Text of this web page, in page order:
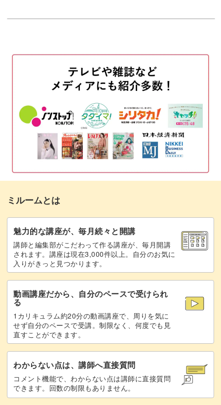
この夏のサロンワークに活かしてみてはいかがでしょうか
タイル模様を描く
タイルの中に貝殻を描く
貝殻に色を入れる 10:47
トップジェルでコーティングする
アイシングジェルを使って貝殻をぷっくり
させる
タイルの周りをラインで囲む
ブラウンのアイシングジェルで影を入れる 20:45
マットトップでコーティングする 22:44
未硬化ジェルを拭き取って完成♪
まとめ
ミルームとは
魅力的な講座が、毎月続々と開講
講師と編集部がこだわって作る講座が、毎月開講
されます。講座は現在3,000件以上。自分のお気に
入りがきっと見つかります。
動画講座だから、自分のペースで受けられ
る
1カリキュラム約20分の動画講座で、周りを気に
せず自分のペースで受講。制限なく、何度でも見
直すことができます。
わからない点は、講師へ直接質問
コメント機能で、わからない点は講師に直接質問
できます。回数の制限もありません。